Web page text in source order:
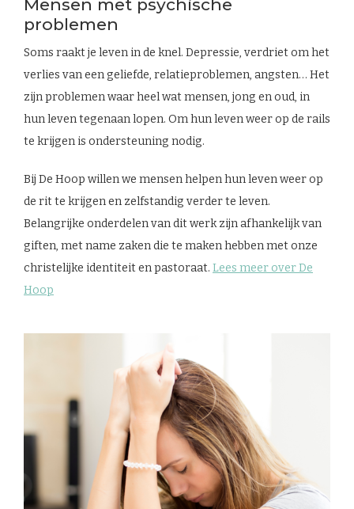
Mensen met psychische
problemen
Soms raakt je leven in de knel. Depressie, verdriet om het
verlies van een geliefde, relatieproblemen, angsten… Het
zijn problemen waar heel wat mensen, jong en oud, in
hun leven tegenaan lopen. Om hun leven weer op de rails
te krijgen is ondersteuning nodig.
Bij De Hoop willen we mensen helpen hun leven weer op
de rit te krijgen en zelfstandig verder te leven.
Belangrijke onderdelen van dit werk zijn afhankelijk van
giften, met name zaken die te maken hebben met onze
christelijke identiteit en pastoraat. Lees meer over De
Hoop